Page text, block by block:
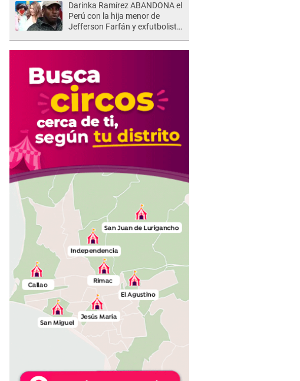
Darinka Ramírez ABANDONA el
Perú con la hija menor de
Jefferson Farfán y exfutbolista